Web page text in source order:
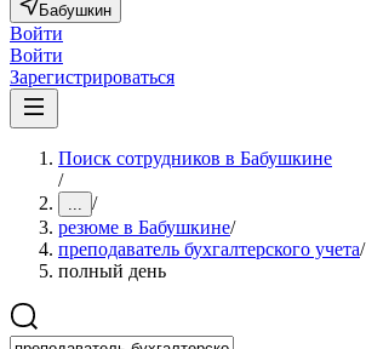
Бабушкин
Войти
Войти
Зарегистрироваться
Поиск сотрудников в Бабушкине
/
... /
резюме в Бабушкине/
преподаватель бухгалтерского учета/
полный день